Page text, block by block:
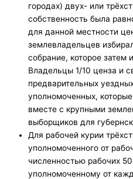
городах) двух- или
собственность была
для данной местности
землевладельцев
собрание, которое затем
Владельцы 1/10 ценза и
предварительных
уполномоченных,
вместе с крупными
выборщиков для
Для рабочей курии
уполномоченного от
численностью рабочих
уполномоченному от